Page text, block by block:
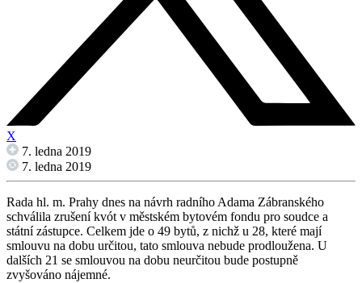
X
7. ledna 2019
7. ledna 2019
Rada hl. m. Prahy dnes na návrh radního Adama Zábranského
schválila zrušení kvót v městském bytovém fondu pro soudce a
státní zástupce. Celkem jde o 49 bytů, z nichž u 28, které mají
smlouvu na dobu určitou, tato smlouva nebude prodloužena. U
dalších 21 se smlouvou na dobu neurčitou bude postupně
zvyšováno nájemné.